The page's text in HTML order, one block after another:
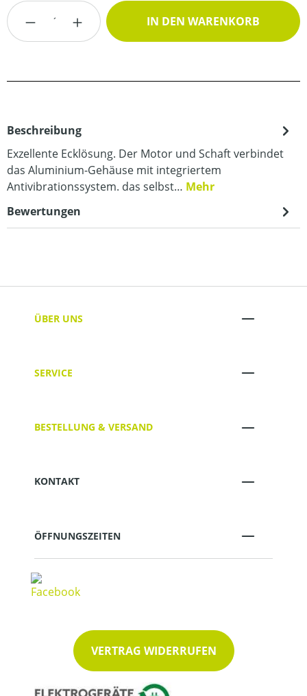
Produkt Anzahl: Gib den gewünschten
IN DEN WARENKORB
Beschreibung
Exzellente Ecklösung. Der Motor und Schaft verbindet
das Aluminium-Gehäuse mit integriertem
Antivibrationssystem. das selbst… Mehr
Bewertungen
ÜBER UNS
SERVICE
BESTELLUNG & VERSAND
KONTAKT
ÖFFNUNGSZEITEN
VERTRAG WIDERRUFEN